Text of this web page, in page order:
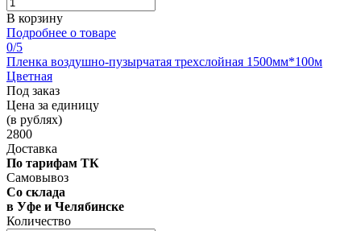
В корзину
Подробнее о товаре
0/5
Пленка воздушно-пузырчатая трехслойная 1500мм*100м
Цветная
Под заказ
Цена за единицу
(в рублях)
2800
Доставка
По тарифам ТК
Самовывоз
Со склада
в Уфе и Челябинске
Количество